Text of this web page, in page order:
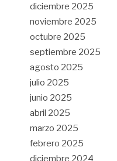
diciembre 2025
noviembre 2025
octubre 2025
septiembre 2025
agosto 2025
julio 2025
junio 2025
abril 2025
marzo 2025
febrero 2025
diciembre 2024